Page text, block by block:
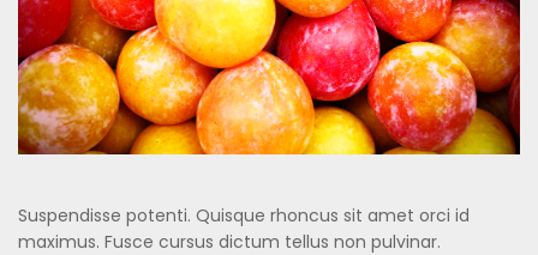
Suspendisse potenti. Quisque rhoncus sit amet orci id
maximus. Fusce cursus dictum tellus non pulvinar.